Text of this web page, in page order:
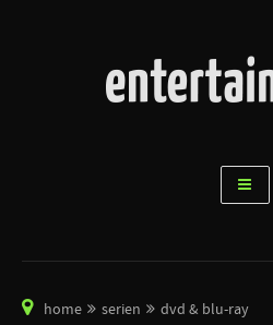
home serien
dvd & blu-ray